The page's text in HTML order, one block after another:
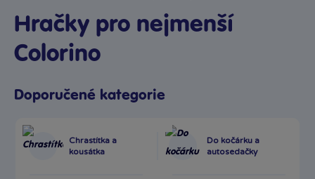
Hračky pro nejmenší
Colorino
Doporučené kategorie
Chrastítka a
kousátka
Do kočárku a
autosedačky